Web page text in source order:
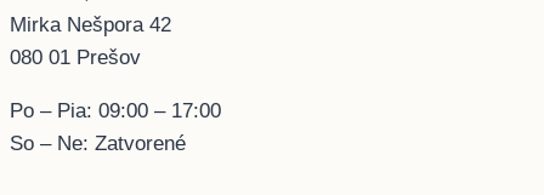
Mirka Nešpora 42
080 01 Prešov
Po – Pia: 09:00 – 17:00
So – Ne: Zatvorené